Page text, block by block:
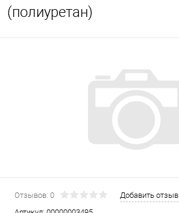
(полиуретан)
Отзывов: 0
Добавить отзыв